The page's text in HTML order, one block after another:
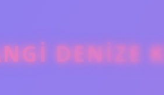
DENIZE